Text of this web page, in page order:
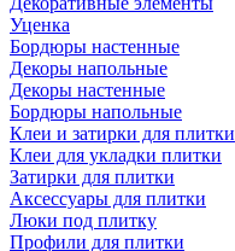
Уценка
Бордюры настенные
Декоры напольные
Декоры настенные
Бордюры напольные
Клеи и затирки для плитки
Клеи для укладки плитки
Затирки для плитки
Аксессуары для плитки
Люки под плитку
Профили для плитки